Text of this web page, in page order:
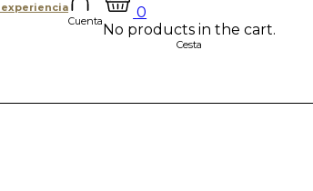
Cuenta
0
No products in the cart.
Cesta